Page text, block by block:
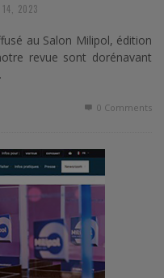
14, 2023
au Salon Milipol, édition
revue sont dorénavant
0 Comments